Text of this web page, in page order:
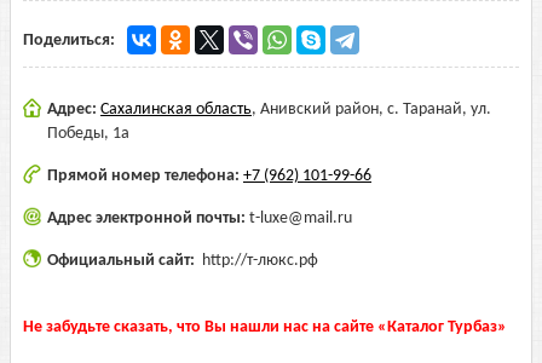
Поделиться:
Адрес: Сахалинская область, Анивский район, с. Таранай, ул.
Победы, 1а
Прямой номер телефона: +7 (962) 101-99-66
Адрес электронной почты: t-luxe@mail.ru
Официальный сайт: http://т-люкс.рф
Не забудьте сказать, что Вы нашли нас на сайте «Каталог Турбаз»